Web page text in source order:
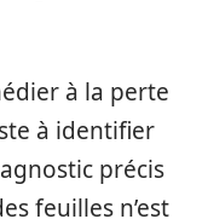
à la perte
à identifier
précis
feuilles n’est